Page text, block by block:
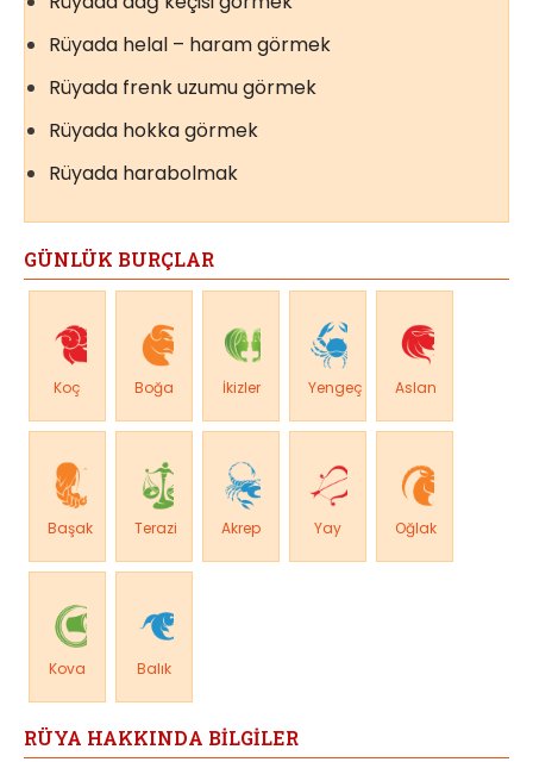
Rüyada helal – haram görmek
Rüyada frenk uzumu görmek
Rüyada hokka görmek
Rüyada harabolmak
GÜNLÜK BURÇLAR
Koç Boğa İkizler Yengeç Aslan
Başak Terazi Akrep Yay Oğlak
Kova Balık
RÜYA HAKKINDA BİLGİLER